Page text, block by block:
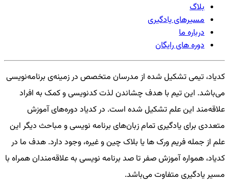
بلاگ
مسیرهای یادگیری
درباره ما
دوره های رایگان
کدیاد، تیمی تشکیل شده از مدرسان متخصص در زمینه‌ی برنامه‌نویسی
می‌باشد. این تیم با هدف چشاندن لذت کدنویسی و کمک به افراد
علاقه‌مند این علم تشکیل شده است. در کدیاد دوره‌های آموزش
متعددی برای یادگیری تمام زبان‌های برنامه نویسی و مباحث دیگر این
علم از جمله فریم ورک ها یا بلاک چین و غیره، وجود دارد. هدف ما در
کدیاد، همواره آموزش صفر تا صد برنامه نویسی به علاقه‌مندان همراه با
مسیر یادگیری متفاوت می‌باشد.